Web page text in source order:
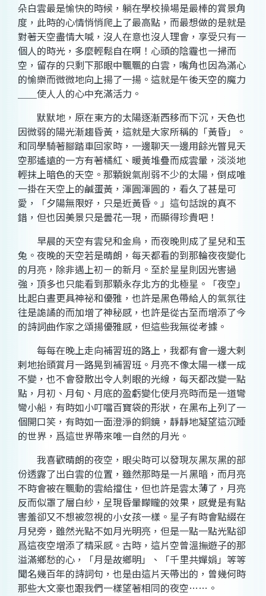
朵白雲最是愉快的時候，躺在學校操場是最棒的賞景角
度，此時的心情悄悄爬上了最高點，而最想做的是就是
對著天空盡情大喊，沒人在意也沒人理會，享受只有一
個人的時光，多麼輕鬆自在啊！心頭的陰霾也一掃而
空，留存的只剩下那眼中飄飄的白雲，嘴角也因為滿心
的愉樂而微微地向上揚了一揚。這就是午後天空的魔力
＿＿使人人的心中充滿活力。
默默地，原在東方的太陽逐漸西移而下沉，天色也
因微弱的陽光漸趨昏黃，這就是大家所稱的「黃昏」。
和同學騎著腳踏車回家時，一邊聊天一邊用餘光瞥見天
空那遙遠的一方有著橘紅、暖黃堆疊而成雲暈，淡淡地
輕抹上暗色的天空。那顆銳氣削弱不少的太陽，倒成唯
一掛在天空上的鹹蛋黃，渾圓渾圓的，看久了甚是可
愛，「夕陽無限好，只是近黃昏。」這句話說的真不
錯，但也因美景只是曇花一現，而顯得珍貴吧！
早晨的天空有雲兒和金烏，而夜晚則成了星兒和玉
兔。夜晚的天空若是晴朗，每天都看的到那輪夜夜變化
的月亮，除非遇上初ㄧ的新月。至於星星則因光害過
強，頂多也只能看到那顆永存北方的北極星。「夜空」
比起白晝更具神祕和優雅，也許是黑色帶給人的氣氛往
往是詭譎的而加增了神秘感，也許是從古至而增添了今
的詩詞曲作家之頌揚優雅感，但這些我無從考據。
每每在晚上走向補習班的路上，我都有會一邊大剌
剌地抬頭賞月一路晃到補習班。月亮不像太陽一樣一成
不變，也不會發散出令人刺眼的光線，每天都改變一點
點，月初、月旬、月底的盈虧變化使月亮時而是一道彎
彎小船，有時如小叮噹百寶袋的形狀，在黑布上列了一
個開口笑，有時如一面澄淨的銅鏡，靜靜地凝望這沉睡
的世界，爲這世界帶來唯一自然的月光。
我喜歡晴朗的夜空，眼尖時可以發現灰黑灰黑的部
份透露了出白雲的位置，雖然那時是一片黑暗，而月亮
不時會被在飄動的雲給擋住，但也許是雲太薄了，月亮
反而似罩了層白紗，呈現昏暈矇矓的效果，感覺是有點
害羞卻又不想被忽視的小女孩一樣。星子有時會點綴在
月兒旁，雖然光點不如月光明亮，但是一點一點光點卻
爲這夜空增添了精采感。古時，這片空曾溫撫遊子的那
溢滿鄉愁的心，「月是故鄉明」、「千里共嬋娟」等等
聞名幾百年的詩詞句，也是由這片天帶出的，曾幾何時
那些大文豪也跟我們一樣望著相同的夜空……。